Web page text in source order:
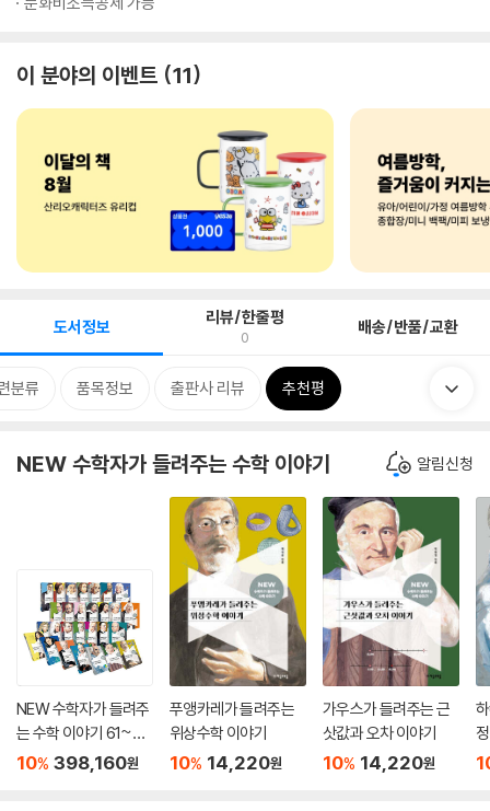
이 분야의 이벤트 11
도서정보 리뷰/한줄평
0 배송/반품/교환
분류 품목정보 출판사 리뷰 추천평
NEW 수학자가 들려주는 수학 이야기 알림신청
NEW 수학자가 들려주
는 수학 이야기 61~88
권 세트
10% 398,160원
푸앵카레가 들려주는
위상수학 이야기
10% 14,220원
가우스가 들려주는 근
삿값과 오차 이야기
10% 14,220원